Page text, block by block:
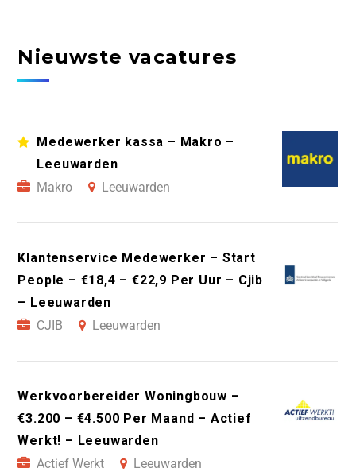
Nieuwste vacatures
Medewerker kassa – Makro –
Leeuwarden
Makro
Leeuwarden
Klantenservice Medewerker – Start
People – €18,4 – €22,9 Per Uur – Cjib
– Leeuwarden
CJIB
Leeuwarden
Werkvoorbereider Woningbouw –
€3.200 – €4.500 Per Maand – Actief
Werkt! – Leeuwarden
Actief Werkt
Leeuwarden